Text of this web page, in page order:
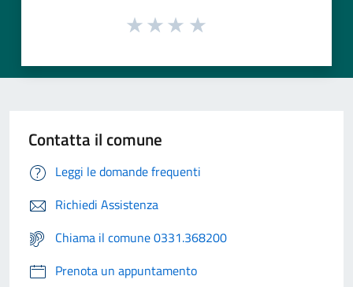
Contatta il comune
Leggi le domande frequenti
Richiedi Assistenza
Chiama il comune 0331.368200
Prenota un appuntamento